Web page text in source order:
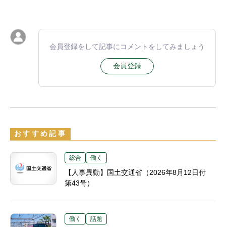
会員登録をして記事にコメントをしてみましょう
会員登録
おすすめ記事
総合 働く
【人事異動】国土交通省（2026年8月12日付
第43号）
働く 話題